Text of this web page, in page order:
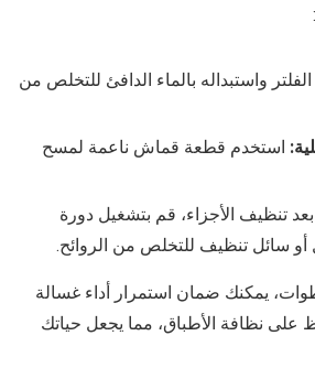
واستبداله بالماء الدافئ للتخلص من
استخدم قطعة قماش ناعمة لمسح
بعد تنظيف الأجزاء، قم بتشغيل دورة
سائل تنظيف للتخلص من الروائح.
يمكنك ضمان استمرار أداء غسالة
على نظافة الأطباق، مما يجعل حياتك